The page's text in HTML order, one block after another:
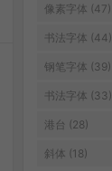
像素字体 (47)
书法字体 (44)
钢笔字体 (39)
书法字体 (33)
港台 (28)
斜体 (18)